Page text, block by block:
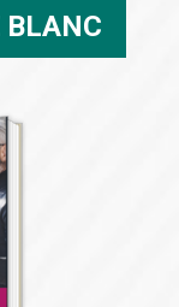
BLANC